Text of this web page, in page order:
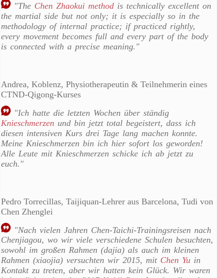
"The Chen Zhaokui method is technically excellent on
the martial side but not only; it is especially so in the
methodology of internal practice; if practiced rightly,
every movement becomes full and every part of the body
is connected with a precise meaning."
Andrea, Koblenz, Physiotherapeutin & Teilnehmerin eines
CTND-Qigong-Kurses
"Ich hatte die letzten Wochen über ständig
Knieschmerzen und bin jetzt total begeistert, dass ich
diesen intensiven Kurs drei Tage lang machen konnte.
Meine Knieschmerzen bin ich hier sofort los geworden!
Alle Leute mit Knieschmerzen schicke ich ab jetzt zu
euch."
Pedro Torrecillas, Taijiquan-Lehrer aus Barcelona, Tudi von
Chen Zhenglei
"Nach vielen Jahren Chen-Taichi-Trainingsreisen nach
Chenjiagou, wo wir viele verschiedene Schulen besuchten,
sowohl im großen Rahmen (dajia) als auch im kleinen
Rahmen (xiaojia) versuchten wir 2015, mit Chen Yu in
Kontakt zu treten, aber wir hatten kein Glück. Wir waren